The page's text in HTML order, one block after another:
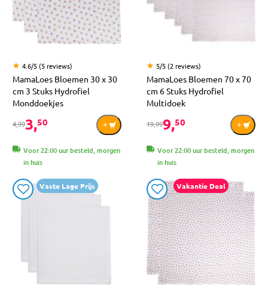
4.6/5 (5 reviews)
MamaLoes Bloemen 30 x 30
cm 3 Stuks Hydrofiel
Monddoekjes
4,993,50
Voor 22:00 uur besteld, morgen
in huis
5/5 (2 reviews)
MamaLoes Bloemen 70 x 70
cm 6 Stuks Hydrofiel
Multidoek
19,999,50
Voor 22:00 uur besteld, morgen
in huis
Vaste Lage Prijs Vakantie Deal